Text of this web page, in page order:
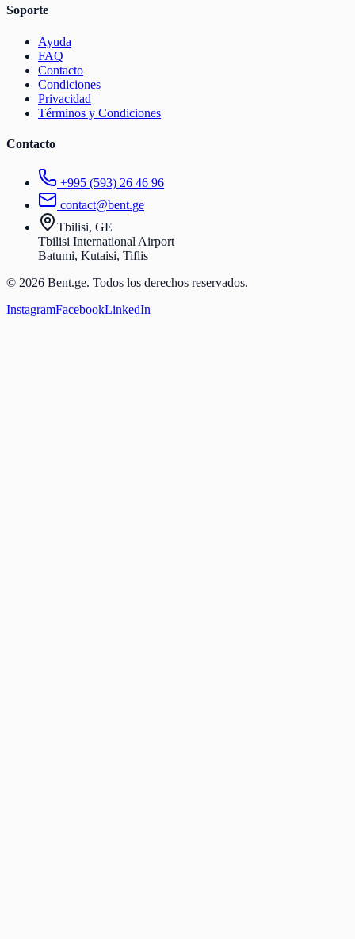
Soporte
Ayuda
FAQ
Contacto
Condiciones
Privacidad
Términos y Condiciones
Contacto
+995 (593) 26 46 96
contact@bent.ge
Tbilisi, GE
Tbilisi International Airport
Batumi, Kutaisi, Tiflis
© 2026 Bent.ge. Todos los derechos reservados.
InstagramFacebookLinkedIn